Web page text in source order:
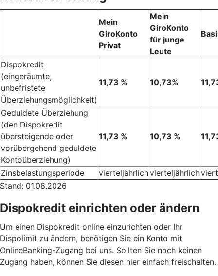
Mein
GiroKonto
Privat
Mein
GiroKonto
für junge
Leute
Dispokredit
(eingeräumte,
unbefristete
Überziehungsmöglichkeit)
11,73 % 10,73%
Geduldete Überziehung
(den Dispokredit
übersteigende oder
vorübergehend geduldete
Kontoüberziehung)
11,73 % 10,73 %
Zinsbelastungsperiode vierteljährlichvierteljährlich
Stand: 01.08.2026
Dispokredit einrichten oder ändern
Um einen Dispokredit online einzurichten oder Ihr
Dispolimit zu ändern, benötigen Sie ein Konto mit
OnlineBanking-Zugang bei uns. Sollten Sie noch keinen
Zugang haben, können Sie diesen hier einfach freischalten.